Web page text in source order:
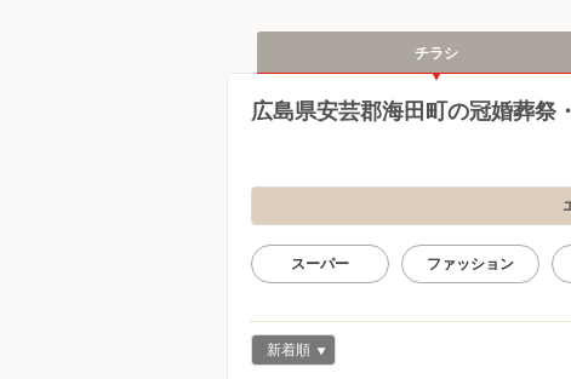
チラシ
広島県安芸郡海田町の冠婚葬祭
スーパー ファッション
新着順